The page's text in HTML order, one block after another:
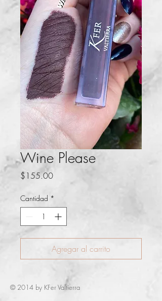
Wine Please
$155.00Precio
Cantidad *
Agregar al carrito
© 2014 by KFer Valtierra